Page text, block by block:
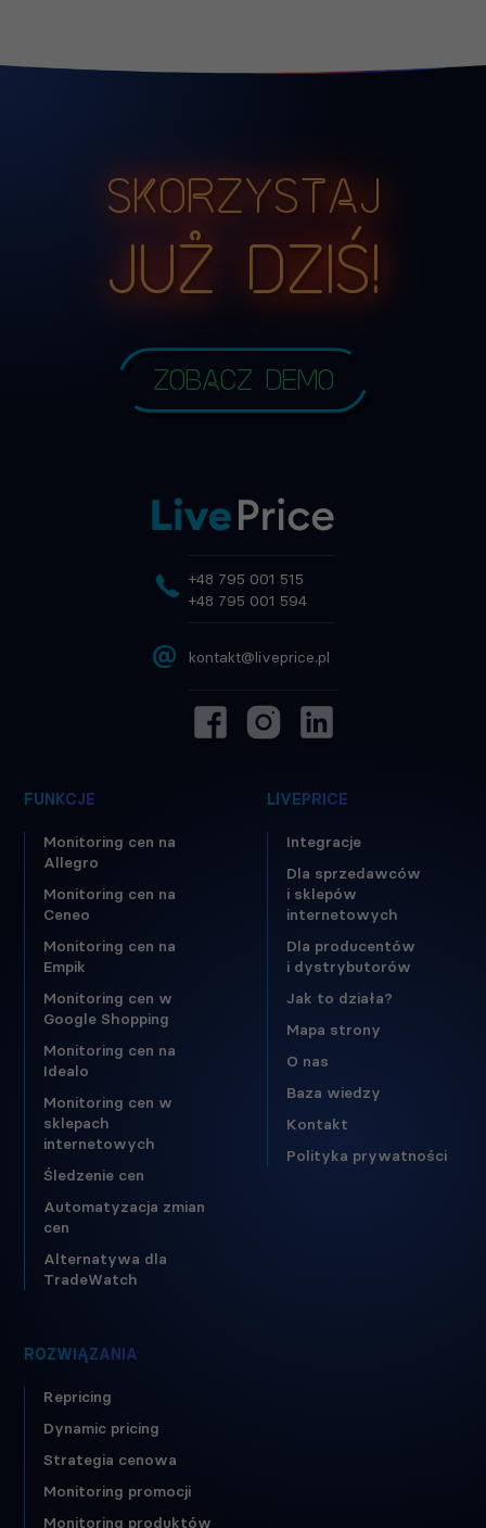
Skorzystaj
już dziś!
Zobacz demo
FUNKCJE
Monitoring cen na
Allegro
Monitoring cen na
Ceneo
Monitoring cen na
Empik
Monitoring cen w
Google Shopping
Monitoring cen na
Idealo
Monitoring cen w
sklepach
internetowych
Śledzenie cen
Automatyzacja zmian
cen
Alternatywa dla
TradeWatch
LIVEPRICE
Integracje
Dla sprzedawców
i sklepów
internetowych
Dla producentów
i dystrybutorów
Jak to działa?
Mapa strony
O nas
Baza wiedzy
Kontakt
Polityka prywatności
ROZWIĄZANIA
Repricing
Dynamic pricing
Strategia cenowa
Monitoring promocji
Monitoring produktów
+48 795 001 515
+48 795 001 594
@ kontakt@liveprice.pl